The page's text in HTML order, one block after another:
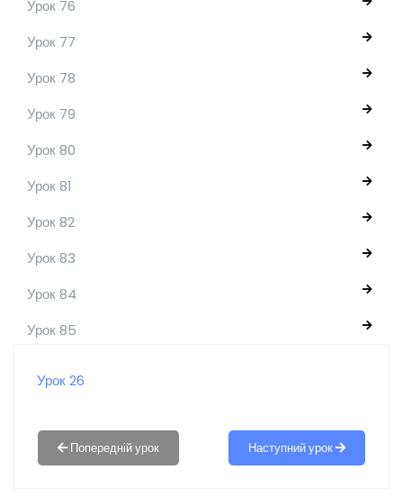
Урок 76
Урок 77
Урок 78
Урок 79
Урок 80
Урок 81
Урок 82
Урок 83
Урок 84
Урок 85
Урок 26
Наступний урок